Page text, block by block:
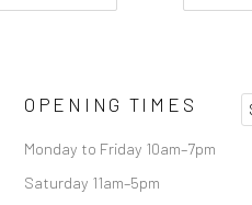
OPENING TIMES
Monday to Friday 10am–7pm
Saturday 11am–5pm